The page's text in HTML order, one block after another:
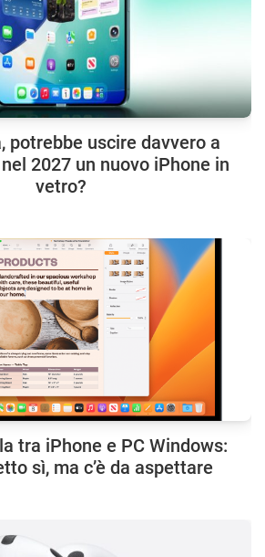
potrebbe uscire davvero a
2027 un nuovo iPhone in
vetro?
tra iPhone e PC Windows:
sì, ma c’è da aspettare